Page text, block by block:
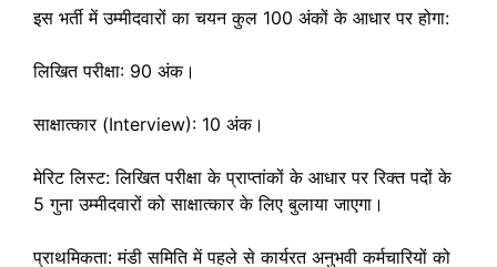
इस भर्ती में उम्मीदवारों का चयन कुल 100 अंकों के आधार पर होगा:
लिखित परीक्षा: 90 अंक।
साक्षात्कार (Interview): 10 अंक।
मेरिट लिस्ट: लिखित परीक्षा के प्राप्तांकों के आधार पर रिक्त पदों के
5 गुना उम्मीदवारों को साक्षात्कार के लिए बुलाया जाएगा।
प्राथमिकता: मंडी समिति में पहले से कार्यरत अनुभवी कर्मचारियों को